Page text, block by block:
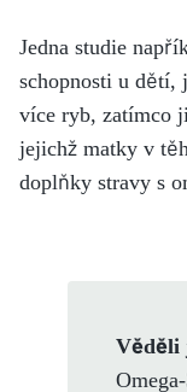
Jedna studie
schopnosti u dětí,
více ryb, zatímco
jejichž matky v
doplňky stravy s
Věděli